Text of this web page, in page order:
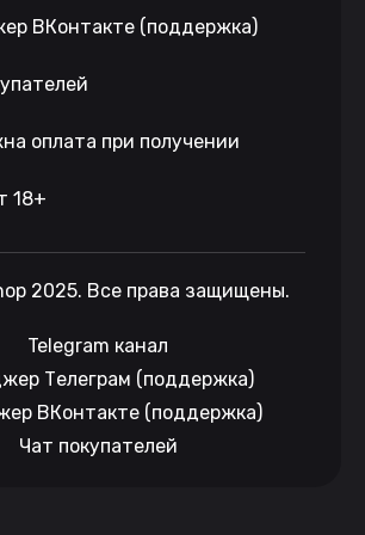
ВКонтакте (поддержка)
оплата при получении
18+
2025. Все права защищены.
Telegram канал
Телеграм (поддержка)
ВКонтакте (поддержка)
Чат покупателей